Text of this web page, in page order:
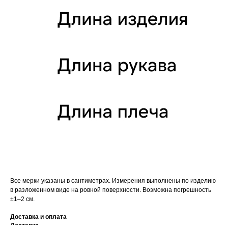
Все мерки указаны в сантиметрах. Измерения выполнены по изделию
в разложенном виде на ровной поверхности. Возможна погрешность
±1–2 см.
Доставка и оплата